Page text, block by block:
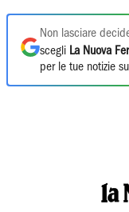
Non lasciare
scegli La Nuova
per le tue notizie